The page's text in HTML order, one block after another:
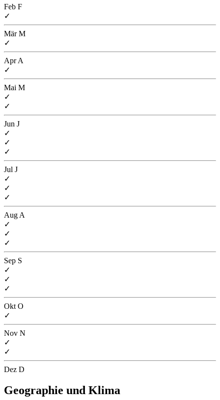
Feb F
✓
Mär M
✓
Apr A
✓
Mai M
✓
✓
Jun J
✓
✓
✓
Jul J
✓
✓
✓
Aug A
✓
✓
✓
Sep S
✓
✓
✓
Okt O
✓
Nov N
✓
✓
Dez D
Geographie und Klima